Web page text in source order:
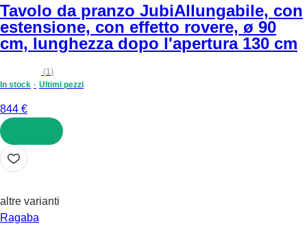
Tavolo da pranzo JubiAllungabile, con
estensione, con effetto rovere, ø 90
cm, lunghezza dopo l'apertura 130 cm
(1 )
In stock
Ultimi pezzi
844 €
AGGIUNGI
altre varianti
Ragaba